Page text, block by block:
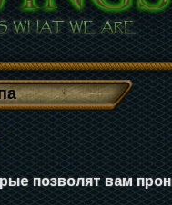
позволят вам